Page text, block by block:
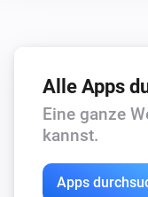
Die
Einschalten
Alle Apps
Eine ganze
kannst.
Apps